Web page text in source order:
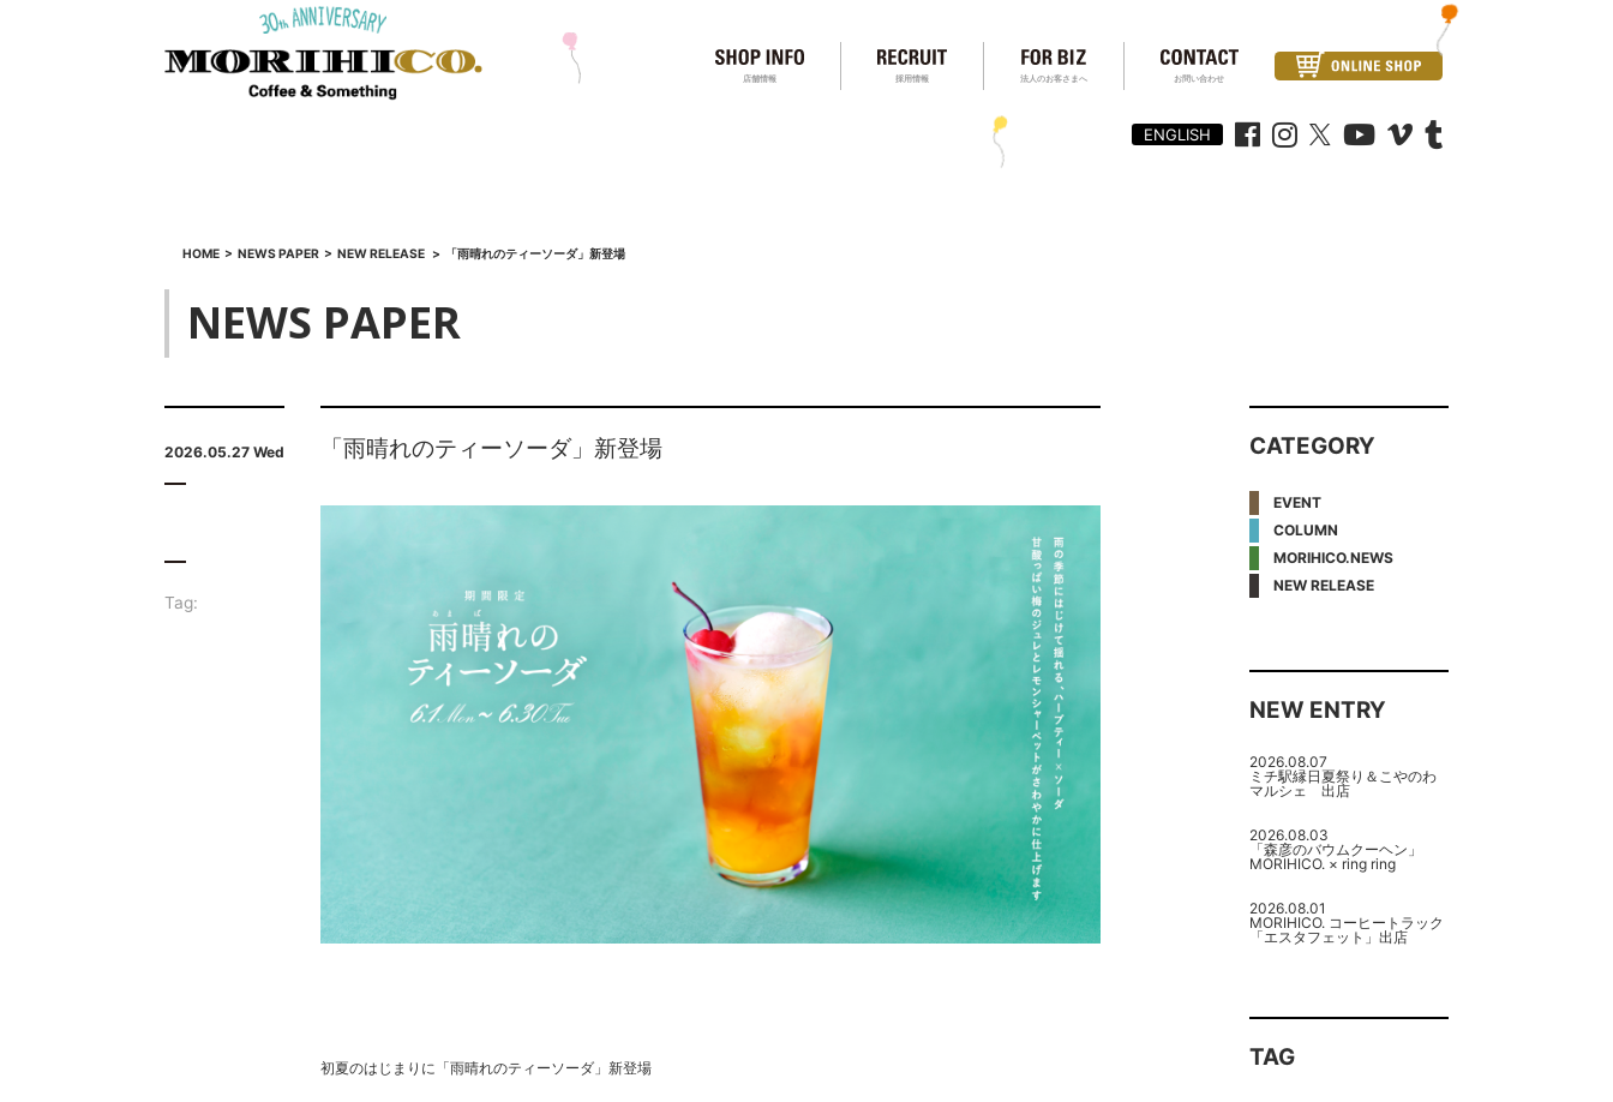
店舗情報 採用情報 法人のお客さまへ お問い合わせ
ENGLISH
HOME > NEWS PAPER > NEW RELEASE > 「雨晴れのティーソーダ」新登場
NEWS PAPER
2026.05.27 Wed
Tag:
「雨晴れのティーソーダ」新登場
初夏のはじまりに「雨晴れのティーソーダ」新登場
CATEGORY
EVENT
COLUMN
MORIHICO.NEWS
NEW RELEASE
NEW ENTRY
2026.08.07
ミチ駅縁日夏祭り＆こやのわ
マルシェ 出店
2026.08.03
「森彦のバウムクーヘン」
MORIHICO. × ring ring
2026.08.01
MORIHICO. コーヒートラック
「エスタフェット」出店
TAG